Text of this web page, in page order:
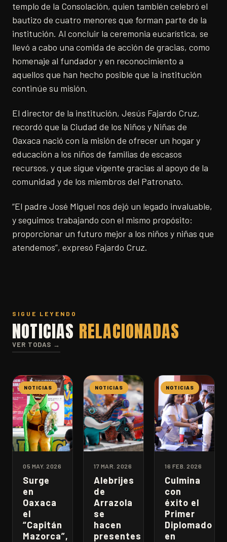
templo de la Consolación, quien también celebró el
bautizo de cuatro menores que forman parte de la
institución. Al concluir la ceremonia eucarística, se
llevó a cabo una comida de acción de gracias, como
homenaje al fundador y en reconocimiento a
aquellos que han hecho posible que la institución
continúe su misión.
El director de la institución, Jesús Fajardo Cruz,
recordó que la Ciudad de los Niños y Niñas de
Oaxaca nació con la misión de ofrecer un hogar y
educación a los niños de familias de escasos
recursos, y que sigue vigente gracias al apoyo de la
comunidad y de los miembros del Patronato.
“El padre José Miguel nos dejó un legado invaluable,
y seguimos trabajando con el mismo propósito:
proporcionar un futuro mejor a los niños y niñas que
atendemos”, expresó Fajardo Cruz.
SIGUE LEYENDO
NOTICIAS RELACIONADAS
VER TODAS →
NOTICIAS
05 MAY. 2026
Surge
en
Oaxaca
el
“Capitán
Mazorca”,
NOTICIAS
17 MAR. 2026
Alebrijes
de
Arrazola
se
hacen
presentes
NOTICIAS
16 FEB. 2026
Culmina
con
éxito el
Primer
Diplomado
en